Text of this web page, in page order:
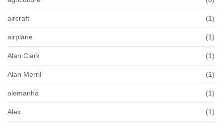
aircraft (1)
airplane (1)
Alan Clark (1)
Alan Merril (1)
alemanha (1)
Alex (1)